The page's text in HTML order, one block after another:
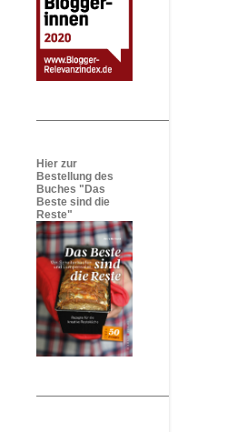
Hier zur
Bestellung des
Buches "Das
Beste sind die
Reste"